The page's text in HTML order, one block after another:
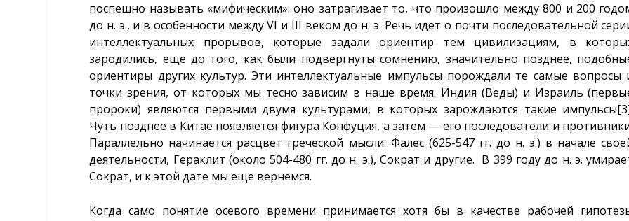
поспешно называть «мифическим»: оно затрагивает то, что произошло между 800 и 200
до н. э., и в особенности между VI и III веком до н. э. Речь идет о почти последовательной
интеллектуальных прорывов, которые задали ориентир тем цивилизациям, в
зародились, еще до того, как были подвергнуты сомнению, значительно позднее,
ориентиры других культур. Эти интеллектуальные импульсы порождали те самые вопросы
точки зрения, от которых мы тесно зависим в наше время. Индия (Веды) и Израиль
пророки) являются первыми двумя культурами, в которых зарождаются такие импульсы
Чуть позднее в Китае появляется фигура Конфуция, а затем — его последователи и
Параллельно начинается расцвет греческой мысли: Фалес (625-547 гг. до н. э.) в начале
деятельности, Гераклит (около 504-480 гг. до н. э.), Сократ и другие. В 399 году до н. э.
Сократ, и к этой дате мы еще вернемся.
Когда само понятие осевого времени принимается хотя бы в качестве рабочей